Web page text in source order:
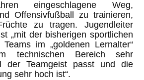
eingeschlagene Weg,
Offensivfußball zu trainieren,
zu tragen. Jugendleiter
„mit der bisherigen sportlichen
im „goldenen Lernalter“
technischen Bereich sehr
der Teamgeist passt und die
sehr hoch ist“.